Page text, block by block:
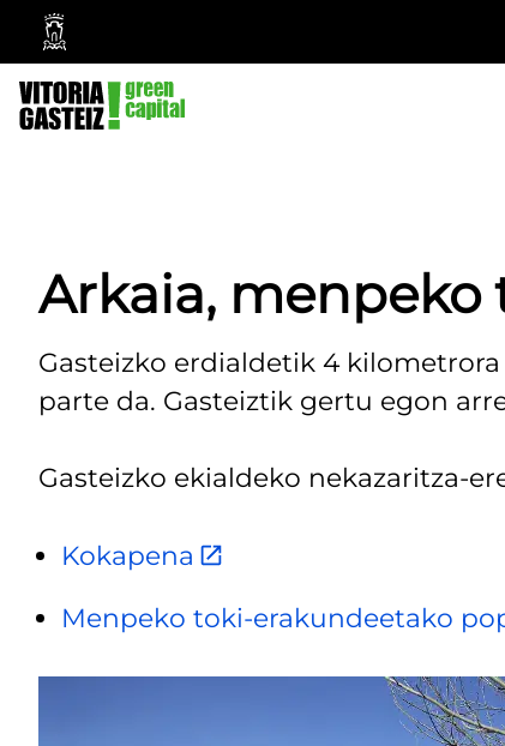
Vitoria-
Gasteizko
Udala
Arkaia, menpeko
Gasteizko erdialdetik 4
parte da. Gasteiztik gertu egon
Gasteizko ekialdeko nekazaritza-
Kokapena
Menpeko toki-erakundeetako